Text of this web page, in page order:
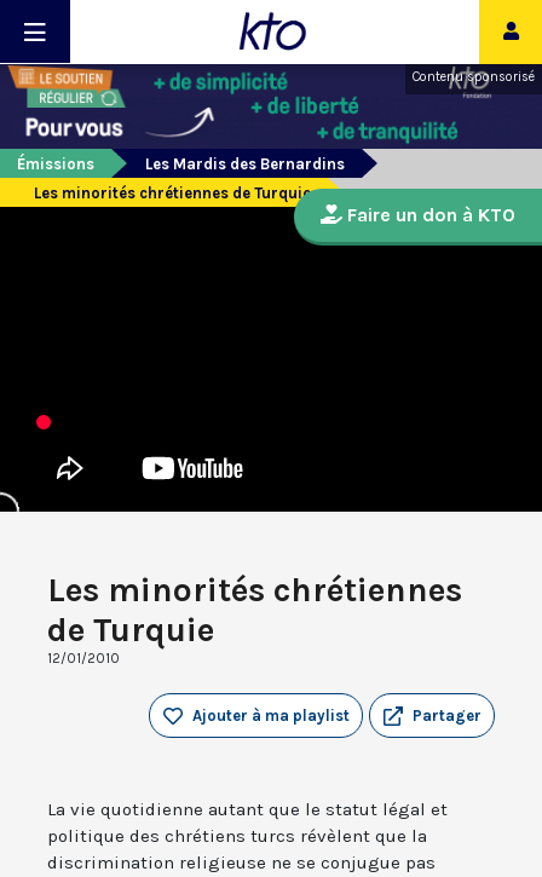
Contenu sponsorisé
Émissions
Les Mardis des Bernardins
Les minorités chrétiennes de Turquie
Les minorités chrétiennes
de Turquie
12/01/2010
Partager
Ajouter à ma playlist
La vie quotidienne autant que le statut légal et
politique des chrétiens turcs révèlent que la
discrimination religieuse ne se conjugue pas
Faire un don à KTO